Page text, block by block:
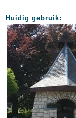
Huidig gebruik: